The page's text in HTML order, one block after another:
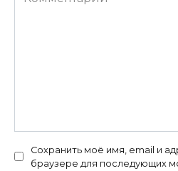
Сохранить моё имя, email и
браузере для последующих